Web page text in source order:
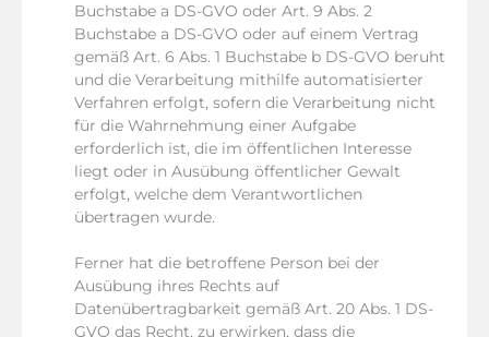
Buchstabe a DS-GVO oder Art. 9 Abs. 2
Buchstabe a DS-GVO oder auf einem Vertrag
gemäß Art. 6 Abs. 1 Buchstabe b DS-GVO beruht
und die Verarbeitung mithilfe automatisierter
Verfahren erfolgt, sofern die Verarbeitung nicht
für die Wahrnehmung einer Aufgabe
erforderlich ist, die im öffentlichen Interesse
liegt oder in Ausübung öffentlicher Gewalt
erfolgt, welche dem Verantwortlichen
übertragen wurde.
Ferner hat die betroffene Person bei der
Ausübung ihres Rechts auf
Datenübertragbarkeit gemäß Art. 20 Abs. 1 DS-
GVO das Recht, zu erwirken, dass die